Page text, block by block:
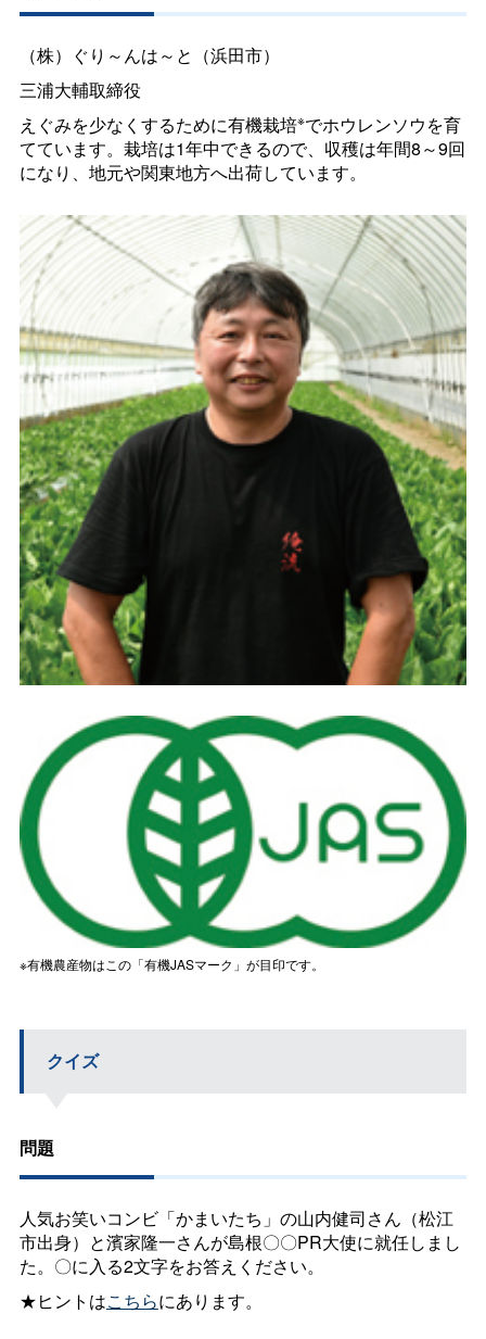
（株）ぐり～んは～と（浜田市）
三浦大輔取締役
えぐみを少なくするために有機栽培※でホウレンソウを育
てています。栽培は1年中できるので、収穫は年間8～9回
になり、地元や関東地方へ出荷しています。
※有機農産物はこの「有機JASマーク」が目印です。
クイズ
問題
人気お笑いコンビ「かまいたち」の山内健司さん（松江
市出身）と濱家隆一さんが島根〇〇PR大使に就任しまし
た。〇に入る2文字をお答えください。
★ヒントはこちらにあります。